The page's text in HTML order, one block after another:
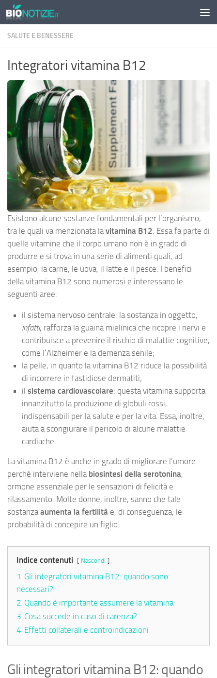
Sotto il contenuto
SALUTE E BENESSERE
Integratori vitamina B12
Esistono alcune sostanze fondamentali per l’organismo,
tra le quali va menzionata la vitamina B12 . Essa fa parte di
quelle vitamine che il corpo umano non è in grado di
produrre e si trova in una serie di alimenti quali, ad
esempio, la carne, le uova, il latte e il pesce. I benefici
della vitamina B12 sono numerosi e interessano le
seguenti aree:
il sistema nervoso centrale: la sostanza in oggetto,
infatti, rafforza la guaina mielinica che ricopre i nervi e
contribuisce a prevenire il rischio di malattie cognitive,
come l’Alzheimer e la demenza senile;
la pelle, in quanto la vitamina B12 riduce la possibilità
di incorrere in fastidiose dermatiti;
il sistema cardiovascolare: questa vitamina supporta
innanzitutto la produzione di globuli rossi,
indispensabili per la salute e per la vita. Essa, inoltre,
aiuta a scongiurare il pericolo di alcune malattie
cardiache.
La vitamina B12 è anche in grado di migliorare l’umore
perché interviene nella biosintesi della serotonina,
ormone essenziale per le sensazioni di felicità e
rilassamento. Molte donne, inoltre, sanno che tale
sostanza aumenta la fertilità e, di conseguenza, le
probabilità di concepire un figlio.
Indice contenuti Nascondi
1 Gli integratori vitamina B12: quando sono
necessari?
2 Quando è importante assumere la vitamina
3 Cosa succede in caso di carenza?
4 Effetti collaterali e controindicazioni
Gli integratori vitamina B12: quando